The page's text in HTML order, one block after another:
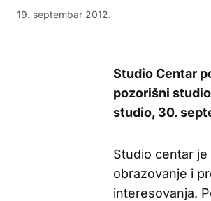
19. septembar 2012.
Studio Centar
pozorišni
studio, 30.
Studio centar
obrazovanje i
interesovanja.